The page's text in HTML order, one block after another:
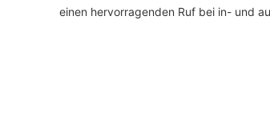
einen hervorragenden Ruf bei in- und